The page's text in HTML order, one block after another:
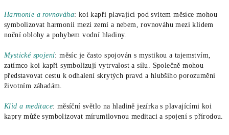
Harmonie a rovnováha: koi kapři plavající pod svitem měsíce mohou
symbolizovat harmonii mezi zemí a nebem, rovnováhu mezi klidem
noční oblohy a pohybem vodní hladiny.
Mystické spojení: měsíc je často spojován s mystikou a tajemstvím,
zatímco koi kapři symbolizují vytrvalost a sílu. Společně mohou
představovat cestu k odhalení skrytých pravd a hlubšího porozumění
životním záhadám.
Klid a meditace: měsíční světlo na hladině jezírka s plavajícími koi
kapry může symbolizovat mírumilovnou meditaci a spojení s přírodou.